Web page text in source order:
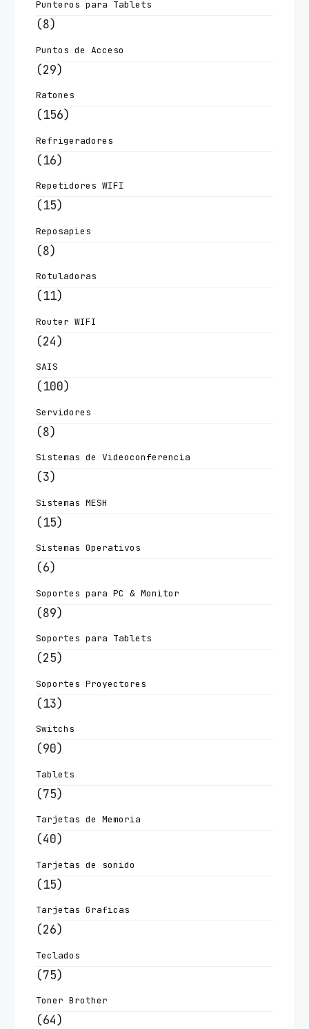
Punteros para Tablets
(8)
Puntos de Acceso
(29)
Ratones
(156)
Refrigeradores
(16)
Repetidores WIFI
(15)
Reposapies
(8)
Rotuladoras
(11)
Router WIFI
(24)
SAIS
(100)
Servidores
(8)
Sistemas de Videoconferencia
(3)
Sistemas MESH
(15)
Sistemas Operativos
(6)
Soportes para PC & Monitor
(89)
Soportes para Tablets
(25)
Soportes Proyectores
(13)
Switchs
(90)
Tablets
(75)
Tarjetas de Memoria
(40)
Tarjetas de sonido
(15)
Tarjetas Graficas
(26)
Teclados
(75)
Toner Brother
(64)